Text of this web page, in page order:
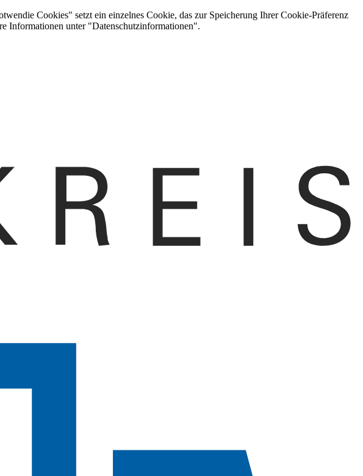
Cookies" setzt ein einzelnes Cookie, das zur Speicherung Ihrer Cookie-Präferenz
Informationen unter "Datenschutzinformationen".